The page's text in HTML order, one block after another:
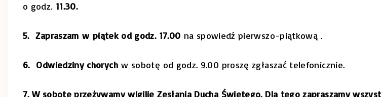
o godz. 11.30.
5.Zapraszam wpiątek od godz. 17.00 na spowiedź pierwszo-piątkową .
6. Odwiedziny chorychw sobotę od godz. 9.00 proszę zgłaszać telefonicznie.
7. W sobotę przeżywamy wigilię Zesłania Ducha Świętego. Dla tego zapraszamy